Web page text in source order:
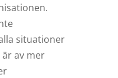
situationer
av mer